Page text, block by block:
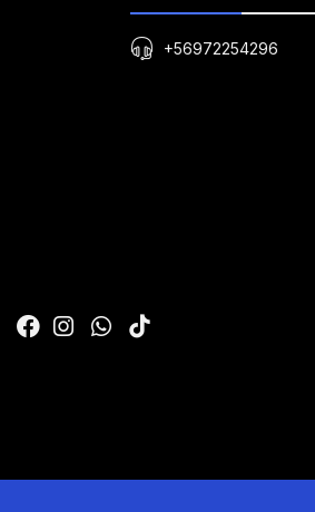
+56972254296